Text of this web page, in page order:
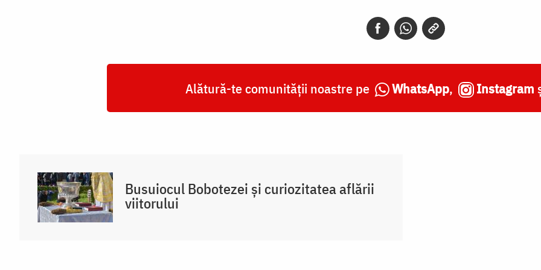
Alătură-te comunității noastre pe WhatsApp, Instagram
Busuiocul Bobotezei și curiozitatea aflării
viitorului